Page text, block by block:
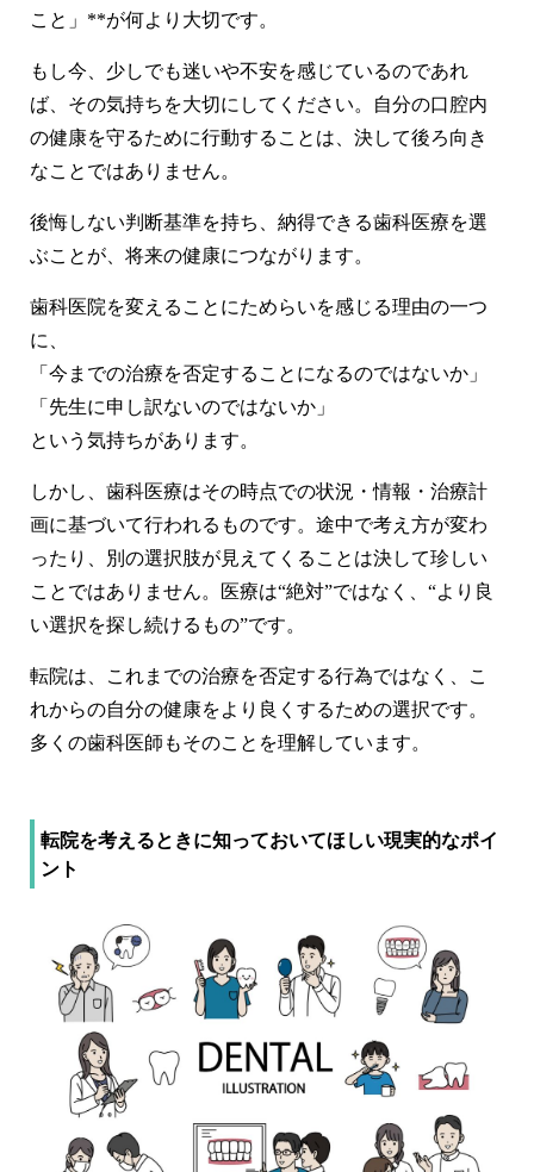
こと」**が何より大切です。
もし今、少しでも迷いや不安を感じているのであれ
ば、その気持ちを大切にしてください。自分の口腔内
の健康を守るために行動することは、決して後ろ向き
なことではありません。
後悔しない判断基準を持ち、納得できる歯科医療を選
ぶことが、将来の健康につながります。
歯科医院を変えることにためらいを感じる理由の一つ
に、
「今までの治療を否定することになるのではないか」
「先生に申し訳ないのではないか」
という気持ちがあります。
しかし、歯科医療はその時点での状況・情報・治療計
画に基づいて行われるものです。途中で考え方が変わ
ったり、別の選択肢が見えてくることは決して珍しい
ことではありません。医療は“絶対”ではなく、“より良
い選択を探し続けるもの”です。
転院は、これまでの治療を否定する行為ではなく、
こ
れからの自分の健康をより良くするための選択です。
多くの歯科医師もそのことを理解しています。
転院を考えるときに知っておいてほしい現実的なポイ
ント